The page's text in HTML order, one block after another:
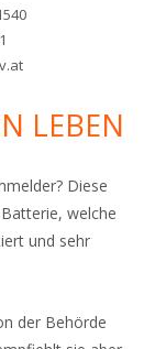
LEBEN
Diese
welche
und sehr
der Behörde